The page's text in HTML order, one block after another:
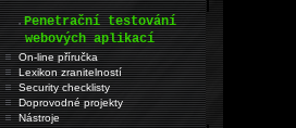
.Penetrační testování
webových aplikací
On-line příručka
Lexikon zranitelností
Security checklisty
Doprovodné projekty
Nástroje